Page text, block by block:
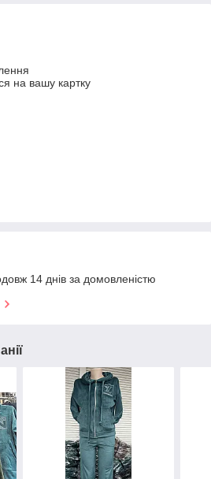
на вашу картку
14 днів за домовленістю